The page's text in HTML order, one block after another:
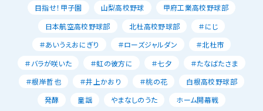
目指せ！甲子園
山梨高校野球
甲府工業高校野球部
日本航空高校野球部
北杜高校野球部
＃にじ
＃あいうえおにぎり
＃ローズジャルダン
＃北杜市
＃バラが咲いた
＃虹の彼方に ＃七夕
＃たなばたさま
＃根岸哲也
＃井上かおり ＃桃の花
白根高校野球部
発酵
童謡 やまなしのうた
ホーム開幕戦